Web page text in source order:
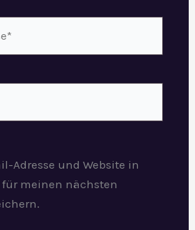
Adresse und Website in
für meinen nächsten